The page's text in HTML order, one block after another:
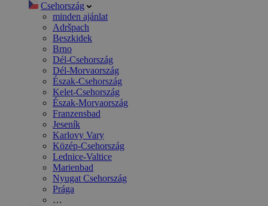
Csehország
minden ajánlat
Adršpach
Beszkidek
Brno
Dél-Csehország
Dél-Morvaország
Észak-Csehország
Kelet-Csehország
Észak-Morvaország
Franzensbad
Jeseník
Karlovy Vary
Közép-Csehország
Lednice-Valtice
Marienbad
Nyugat Csehország
Prága
…